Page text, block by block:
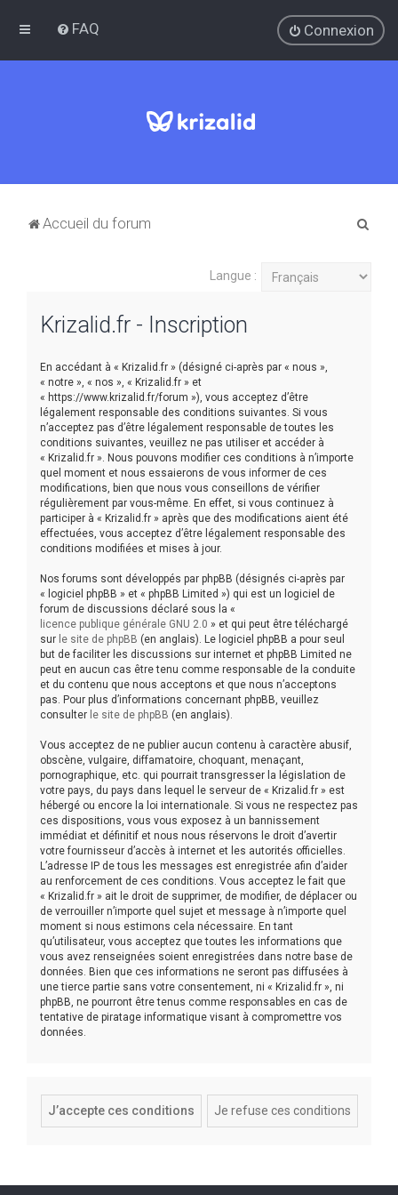
FAQ Connexion
Accueil du forum
Langue :
Krizalid.fr - Inscription
En accédant à « Krizalid.fr » (désigné ci-après par « nous »,
« notre », « nos », « Krizalid.fr » et
« https://www.krizalid.fr/forum »), vous acceptez d’être
légalement responsable des conditions suivantes. Si vous
n’acceptez pas d’être légalement responsable de toutes les
conditions suivantes, veuillez ne pas utiliser et accéder à
« Krizalid.fr ». Nous pouvons modifier ces conditions à n’importe
quel moment et nous essaierons de vous informer de ces
modifications, bien que nous vous conseillons de vérifier
régulièrement par vous-même. En effet, si vous continuez à
participer à « Krizalid.fr » après que des modifications aient été
effectuées, vous acceptez d’être légalement responsable des
conditions modifiées et mises à jour.
Nos forums sont développés par phpBB (désignés ci-après par
« logiciel phpBB » et « phpBB Limited ») qui est un logiciel de
forum de discussions déclaré sous la «
licence publique générale GNU 2.0 » et qui peut être téléchargé
sur le site de phpBB (en anglais). Le logiciel phpBB a pour seul
but de faciliter les discussions sur internet et phpBB Limited ne
peut en aucun cas être tenu comme responsable de la conduite
et du contenu que nous acceptons et que nous n’acceptons
pas. Pour plus d’informations concernant phpBB, veuillez
consulter le site de phpBB (en anglais).
Vous acceptez de ne publier aucun contenu à caractère abusif,
obscène, vulgaire, diffamatoire, choquant, menaçant,
pornographique, etc. qui pourrait transgresser la législation de
votre pays, du pays dans lequel le serveur de « Krizalid.fr » est
hébergé ou encore la loi internationale. Si vous ne respectez pas
ces dispositions, vous vous exposez à un bannissement
immédiat et définitif et nous nous réservons le droit d’avertir
votre fournisseur d’accès à internet et les autorités officielles.
L’adresse IP de tous les messages est enregistrée afin d’aider
au renforcement de ces conditions. Vous acceptez le fait que
« Krizalid.fr » ait le droit de supprimer, de modifier, de déplacer ou
de verrouiller n’importe quel sujet et message à n’importe quel
moment si nous estimons cela nécessaire. En tant
qu’utilisateur, vous acceptez que toutes les informations que
vous avez renseignées soient enregistrées dans notre base de
données. Bien que ces informations ne seront pas diffusées à
une tierce partie sans votre consentement, ni « Krizalid.fr », ni
phpBB, ne pourront être tenus comme responsables en cas de
tentative de piratage informatique visant à compromettre vos
données.